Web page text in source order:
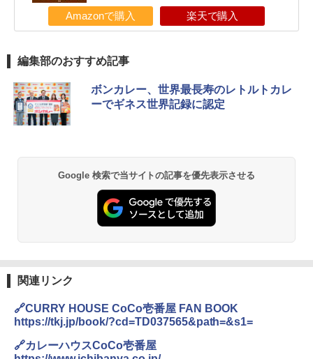
Amazonで購入 楽天で購入
編集部のおすすめ記事
ボンカレー、世界最長寿のレトルトカレ
ーでギネス世界記録に認定
Google 検索で当サイトの記事を優先表示させる
関連リンク
🔗CURRY HOUSE CoCo壱番屋 FAN BOOK
https://tkj.jp/book/?cd=TD037565&path=&s1=
🔗カレーハウスCoCo壱番屋